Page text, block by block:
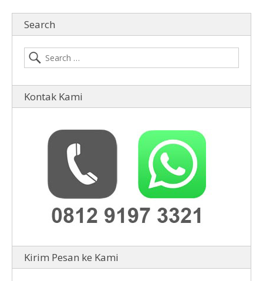
Search
Kontak Kami
Kirim Pesan ke Kami